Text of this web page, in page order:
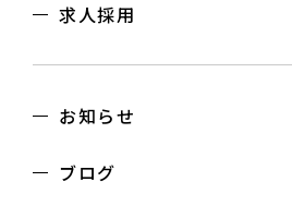
求人採用
お知らせ
ブログ